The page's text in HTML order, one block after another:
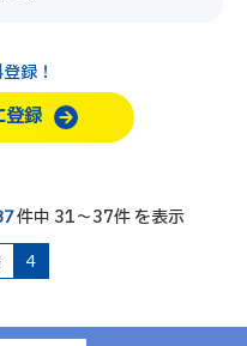
録！
登録
件中 31～37件 を表示
4